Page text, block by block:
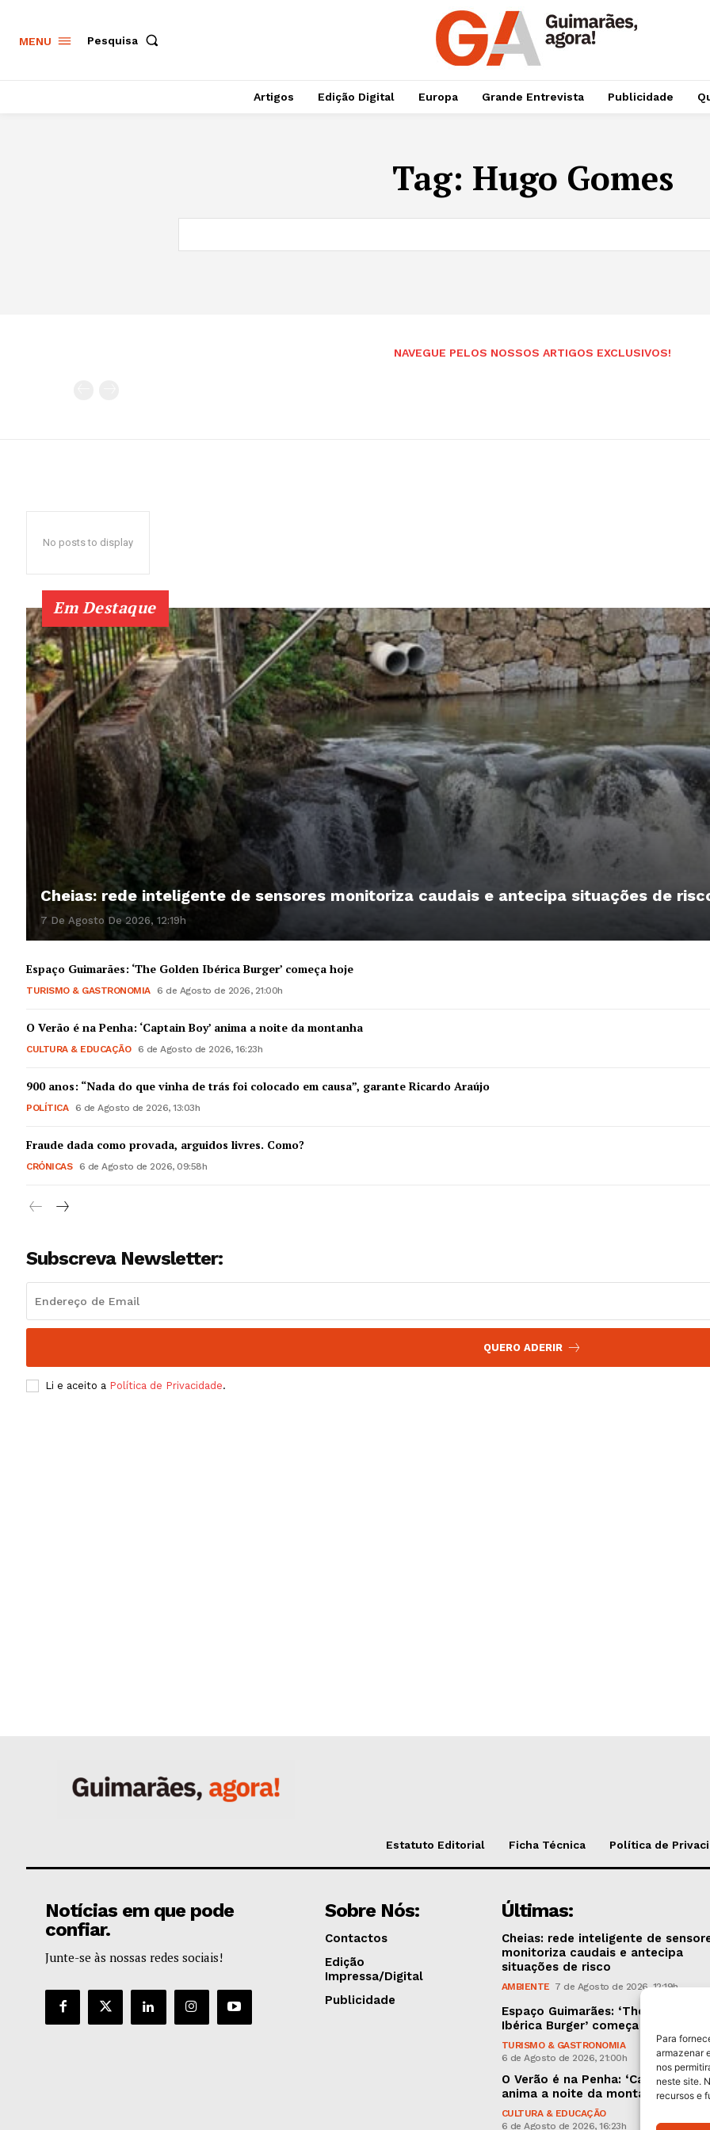
Guimarães, agora!
Para
armazenar
nos
neste site.
recursos e
MENU Pesquisa
Artigos Edição Digital Europa Grande Entrevista Publicidade
Tag: Hugo Gomes
NAVEGUE PELOS NOSSOS ARTIGOS EXCLUSIVOS!
No posts to display
Em Destaque
Cheias: rede inteligente de sensores monitoriza caudais e antecipa situações de
7 De Agosto De 2026, 12:19h
Espaço Guimarães: ‘The Golden Ibérica Burger’ começa hoje
TURISMO & GASTRONOMIA 6 de Agosto de 2026, 21:00h
O Verão é na Penha: ‘Captain Boy’ anima a noite da montanha
CULTURA & EDUCAÇÃO 6 de Agosto de 2026, 16:23h
900 anos: “Nada do que vinha de trás foi colocado em causa”, garante Ricardo Araújo
POLÍTICA 6 de Agosto de 2026, 13:03h
Fraude dada como provada, arguidos livres. Como?
CRÓNICAS 6 de Agosto de 2026, 09:58h
Subscreva Newsletter:
QUERO ADERIR
Li e aceito a Política de Privacidade.
Estatuto Editorial Ficha Técnica Política de
Notícias em que pode
confiar.
Junte-se às nossas redes sociais!
Sobre Nós:
Contactos
Edição
Impressa/Digital
Publicidade
Últimas:
Cheias: rede inteligente de
monitoriza caudais e antecipa
situações de risco
AMBIENTE 7 de Agosto de 2026, 12:19h
Espaço Guimarães: ‘The Golden
Ibérica Burger’ começa hoje
TURISMO & GASTRONOMIA
6 de Agosto de 2026, 21:00h
O Verão é na Penha: ‘Captain Boy’
anima a noite da montanha
CULTURA & EDUCAÇÃO
6 de Agosto de 2026, 16:23h